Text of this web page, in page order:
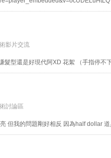
影片交流
髮型還是好現代阿XD 花絮 （手指停不
討論區
但我的問題剛好相反 因為half dollar